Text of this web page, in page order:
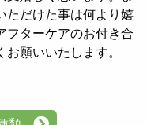
ただけた事は何より嬉
フターケアのお付き合
願いいたします。